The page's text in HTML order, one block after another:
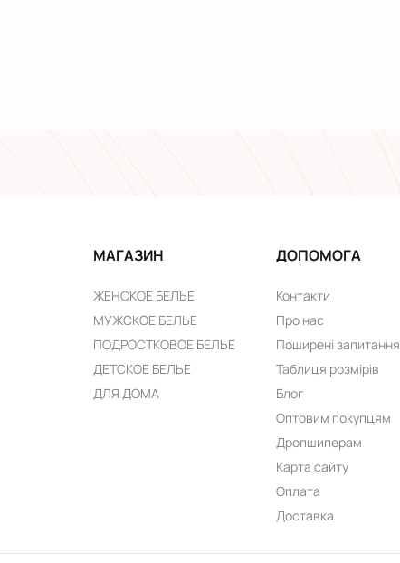
МАГАЗИН
ЖЕНСКОЕ БЕЛЬЕ
МУЖСКОЕ БЕЛЬЕ
ПОДРОСТКОВОЕ БЕЛЬЕ
ДЕТСКОЕ БЕЛЬЕ
ДЛЯ ДОМА
ДОПОМОГА
Контакти
Про нас
Поширені запитання
Таблиця розмірів
Блог
Оптовим покупцям
Дропшиперам
Карта сайту
Оплата
Доставка